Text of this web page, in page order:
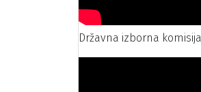
Državna izborna